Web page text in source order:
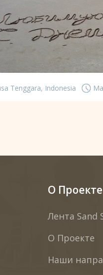
Tenggara, Indonesia
О Проекте
Лента Sand
О Проекте
Наши